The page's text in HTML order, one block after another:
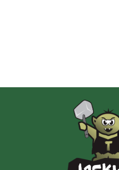
AMIGO